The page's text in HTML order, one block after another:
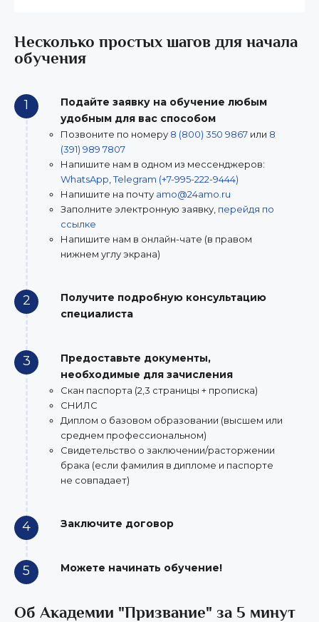
Несколько простых шагов для начала
обучения
1
Подайте заявку на обучение любым
удобным для вас способом
Позвоните по номеру 8 (800) 350 9867 или 8
(391) 989 7807
Напишите нам в одном из мессенджеров:
WhatsApp ,Telegram (+7-995-222-9444)
Напишите на почту amo@24amo.ru
Заполните электронную заявку, перейдя по
ссылке
Напишите нам в онлайн-чате (в правом
нижнем углу экрана)
2
Получите подробную консультацию
специалиста
3
Предоставьте документы,
необходимые для зачисления
Скан паспорта (2,3 страницы + прописка)
СНИЛС
Диплом о базовом образовании (высшем или
среднем профессиональном)
Свидетельство о заключении/расторжении
брака (если фамилия в дипломе и паспорте
не совпадает)
4 Заключите договор
5 Можете начинать обучение!
Об Академии "Призвание" за 5 минут